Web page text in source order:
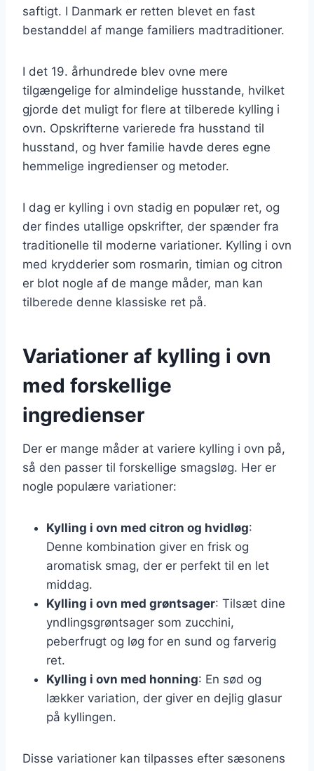
saftigt. I Danmark er retten blevet en fast
bestanddel af mange familiers madtraditioner.
I det 19. århundrede blev ovne mere
tilgængelige for almindelige husstande, hvilket
gjorde det muligt for flere at tilberede kylling i
ovn. Opskrifterne varierede fra husstand til
husstand, og hver familie havde deres egne
hemmelige ingredienser og metoder.
I dag er kylling i ovn stadig en populær ret, og
der findes utallige opskrifter, der spænder fra
traditionelle til moderne variationer. Kylling i ovn
med krydderier som rosmarin, timian og citron
er blot nogle af de mange måder, man kan
tilberede denne klassiske ret på.
Variationer af kylling i ovn
med forskellige
ingredienser
Der er mange måder at variere kylling i ovn på,
så den passer til forskellige smagsløg. Her er
nogle populære variationer:
Kylling i ovn med citron og hvidløg:
Denne kombination giver en frisk og
aromatisk smag, der er perfekt til en let
middag.
Kylling i ovn med grøntsager: Tilsæt dine
yndlingsgrøntsager som zucchini,
peberfrugt og løg for en sund og farverig
ret.
Kylling i ovn med honning: En sød og
lækker variation, der giver en dejlig glasur
på kyllingen.
Disse variationer kan tilpasses efter sæsonens